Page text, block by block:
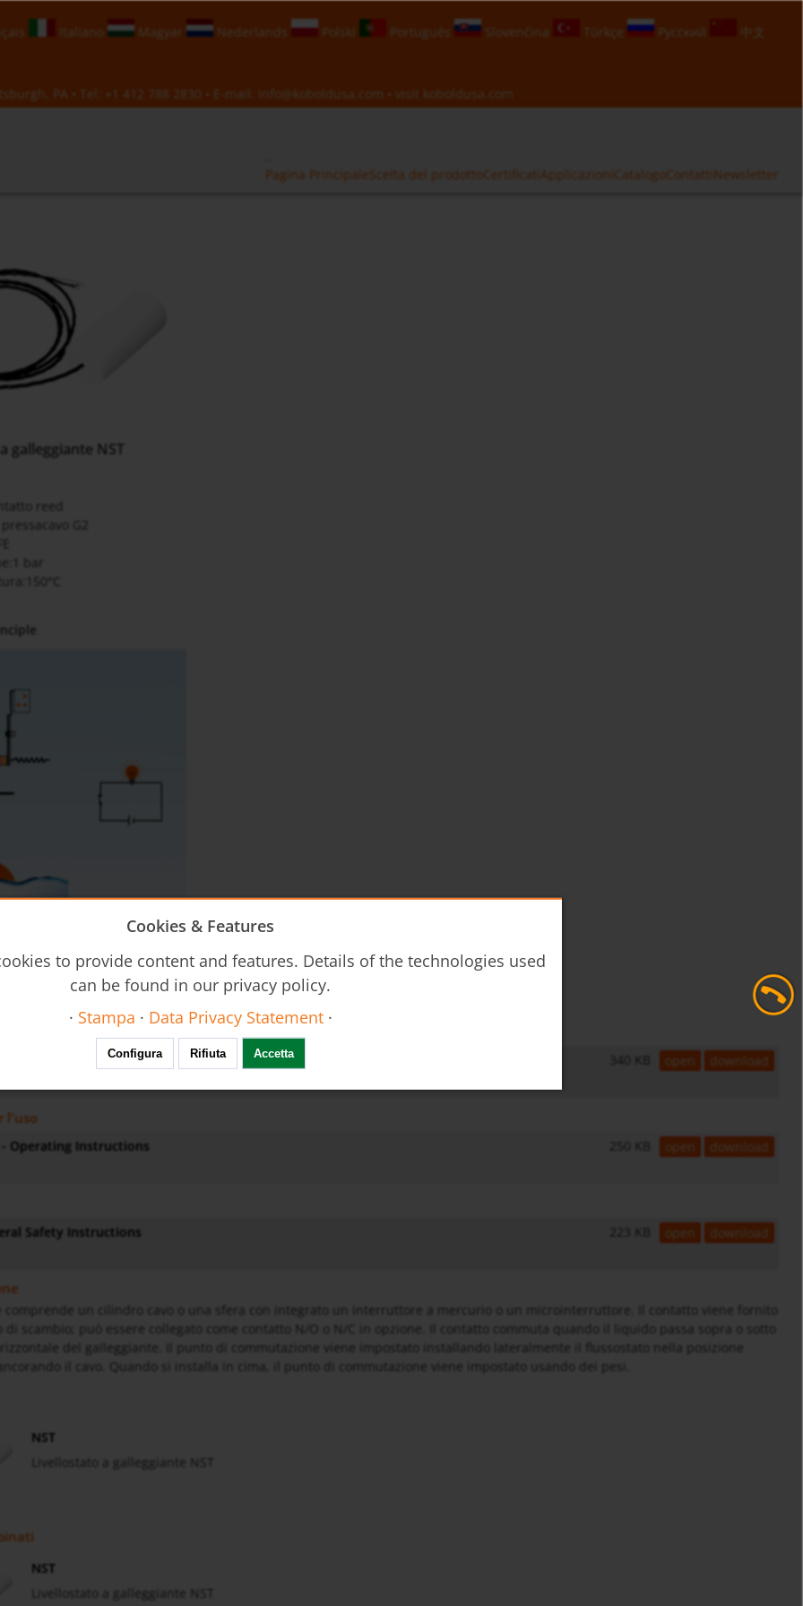
Italiano Magyar Nederlands Polski Português Slovenčina Türkçe Русский
中文
PA • Tel: +1 412 788 2830 • E-mail: info@koboldusa.com • visit koboldusa.com
Pagina PrincipaleScelta del prodottoCertificati Applicazioni CatalogoContatti Newsletter
galleggiante NST
G2
bar
nsp-nab-nst-nse-it-livello 340 KB open download
l'uso
- Operating Instructions 250 KB open download
Safety Instructions 223 KB open download
comprende un cilindro cavo o una sfera con integrato un interruttore a mercurio o un microinterruttore. Il contatto viene fornito
di scambio; può essere collegato come contatto N/O o N/C in opzione. Il contatto commuta quando il liquido passa sopra o sotto
del galleggiante. Il punto di commutazione viene impostato installando lateralmente il flussostato nella posizione
il cavo. Quando si installa in cima, il punto di commutazione viene impostato usando dei pesi.
NST
Livellostato a galleggiante NST
NST
Livellostato a galleggiante NST
Cookies & Features
to provide content and features. Details of the technologies used
can be found in our privacy policy.
· Stampa · Data Privacy Statement·
Configura Rifiuta Accetta